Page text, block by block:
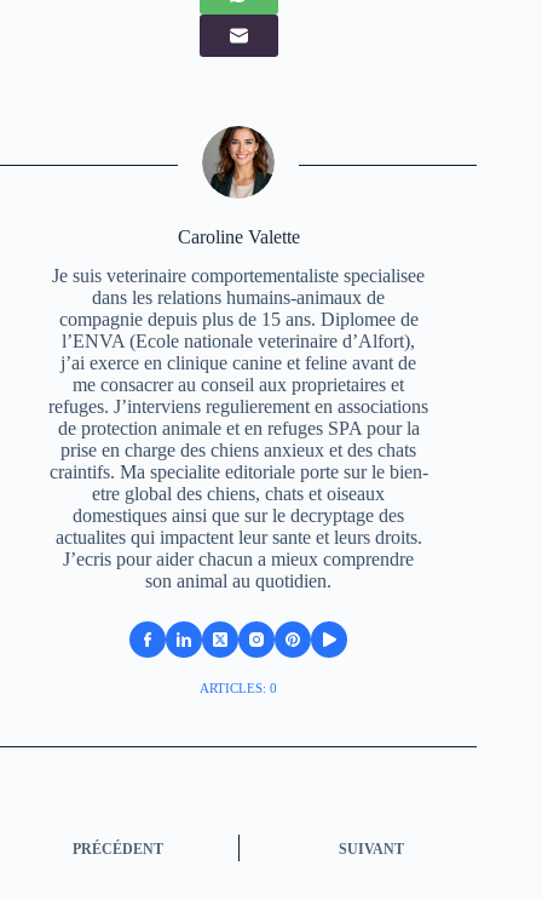
Caroline Valette
Je suis veterinaire comportementaliste specialisee
dans les relations humains-animaux de
compagnie depuis plus de 15 ans. Diplomee de
l’ENVA (Ecole nationale veterinaire d’Alfort),
j’ai exerce en clinique canine et feline avant de
me consacrer au conseil aux proprietaires et
refuges. J’interviens regulierement en associations
de protection animale et en refuges SPA pour la
prise en charge des chiens anxieux et des chats
craintifs. Ma specialite editoriale porte sur le bien-
etre global des chiens, chats et oiseaux
domestiques ainsi que sur le decryptage des
actualites qui impactent leur sante et leurs droits.
J’ecris pour aider chacun a mieux comprendre
son animal au quotidien.
ARTICLES: 0
PRÉCÉDENT SUIVANT